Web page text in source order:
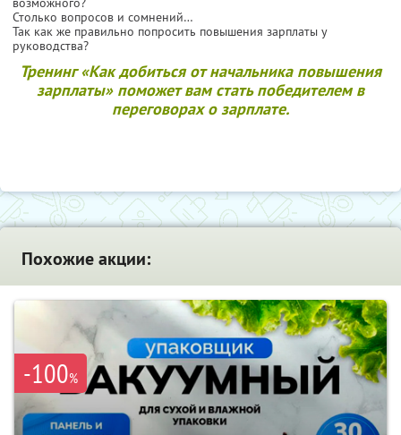
Столько вопросов и сомнений…
Так как же правильно попросить повышения зарплаты у
руководства?
Тренинг «Как добиться от начальника повышения
зарплаты» поможет вам стать победителем в
переговорах о зарплате.
Похожие акции:
-100%